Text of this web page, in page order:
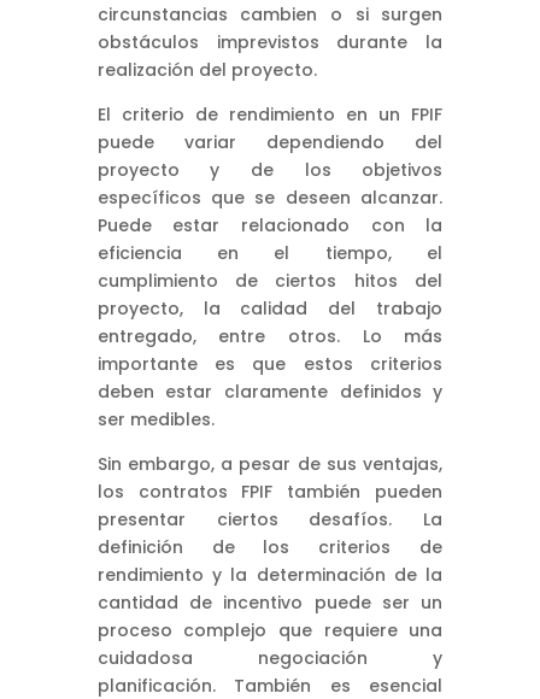
circunstancias cambien o si surgen
obstáculos imprevistos durante la
realización del proyecto.
El criterio de rendimiento en un FPIF
puede variar dependiendo del
proyecto y de los objetivos
específicos que se deseen alcanzar.
Puede estar relacionado con la
eficiencia en el tiempo, el
cumplimiento de ciertos hitos del
proyecto, la calidad del trabajo
entregado, entre otros. Lo más
importante es que estos criterios
deben estar claramente definidos y
ser medibles.
Sin embargo, a pesar de sus ventajas,
los contratos FPIF también pueden
presentar ciertos desafíos. La
definición de los criterios de
rendimiento y la determinación de la
cantidad de incentivo puede ser un
proceso complejo que requiere una
cuidadosa negociación y
planificación. También es esencial